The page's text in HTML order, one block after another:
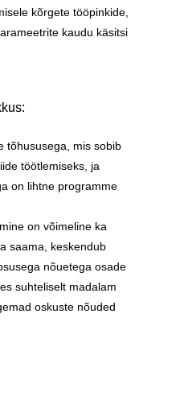
kõrgete tööpinkide,
kaudu käsitsi
tõhususega, mis sobib
töötlemiseks, ja
on lihtne programme
on võimeline ka
saama, keskendub
nõuetega osade
suhteliselt madalam
oskuste nõuded